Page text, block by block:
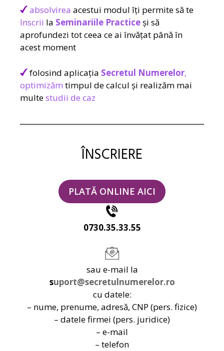
absolvirea acestui modul îți permite să te
înscrii la Seminariile Practice și să
aprofundezi tot ceea ce ai învățat până în
acest moment
folosind aplicația Secretul Numerelor,
optimizăm timpul de calcul și realizăm mai
multestudii de caz
ÎNSCRIERE
PLATĂ ONLINE AICI
0730.35.33.55
sau e-mail la
suport@secretulnumerelor.ro
cu datele:
– nume, prenume, adresă, CNP (pers. fizice)
– datele firmei (pers. juridice)
– e-mail
– telefon